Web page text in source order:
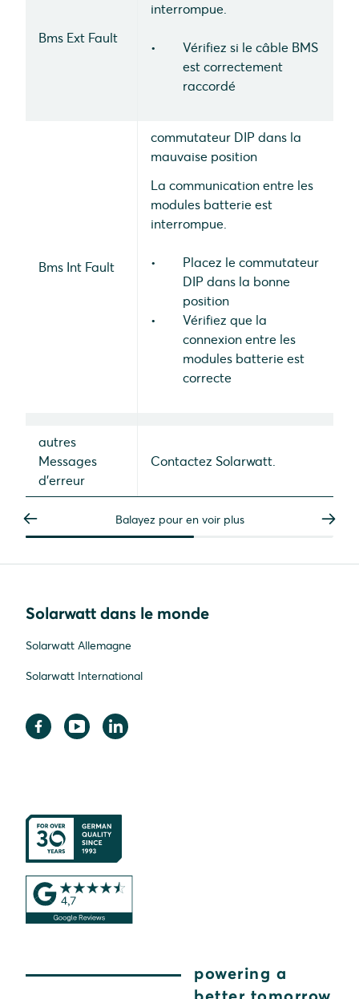
Bms Ext Fault
interrompue.
Vérifiez si le câble BMS
est correctement
raccordé
Bms Int Fault
commutateur DIP dans la
mauvaise position
La communication entre les
modules batterie est
interrompue.
Placez le commutateur
DIP dans la bonne
position
Vérifiez que la
connexion entre les
modules batterie est
correcte
autres
Messages
d'erreur
Contactez Solarwatt.
Balayez pour en voir plus
Solarwatt dans le monde
Solarwatt Allemagne
Solarwatt International
powering a